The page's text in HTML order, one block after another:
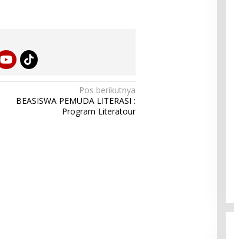
Pos berikutnya
BEASISWA PEMUDA LITERASI :
Program Literatour